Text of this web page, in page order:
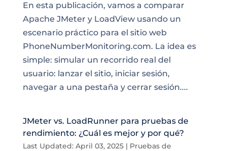
En esta publicación, vamos a comparar
Apache JMeter y LoadView usando un
escenario práctico para el sitio web
PhoneNumberMonitoring.com. La idea es
simple: simular un recorrido real del
usuario: lanzar el sitio, iniciar sesión,
navegar a una pestaña y cerrar sesión....
JMeter vs. LoadRunner para pruebas de
rendimiento: ¿Cuál es mejor y por qué?
Last Updated: April 03, 2025| Pruebas de